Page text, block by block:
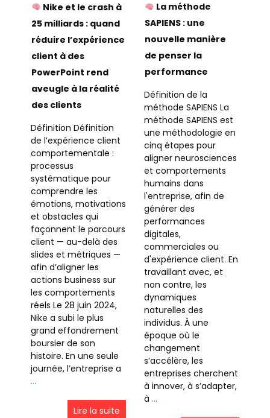
Nike et le crash à
25 milliards : quand
réduire l’expérience
client à des
PowerPoint rend
aveugle à la réalité
des clients
Définition Définition
de l’expérience client
comportementale :
processus
systématique pour
comprendre les
émotions, motivations
et obstacles qui
façonnent le parcours
client — au-delà des
slides et métriques —
afin d’aligner les
actions business sur
les comportements
réels Le 28 juin 2024,
Nike a subi le plus
grand effondrement
boursier de son
histoire. En une seule
journée, l’entreprise a
…
Lire la suite
La méthode
SAPIENS : une
nouvelle manière
de penser la
performance
Définition de la
méthode SAPIENS La
méthode SAPIENS est
une méthodologie en
cinq étapes pour
aligner neurosciences
et comportements
humains dans
l'entreprise, afin de
générer des
performances
digitales,
commerciales ou
d'expérience client. En
travaillant avec, et
non contre, les
dynamiques
naturelles des
individus. À une
époque où le
changement
s’accélère, les
entreprises cherchent
à innover, à s’adapter,
à …